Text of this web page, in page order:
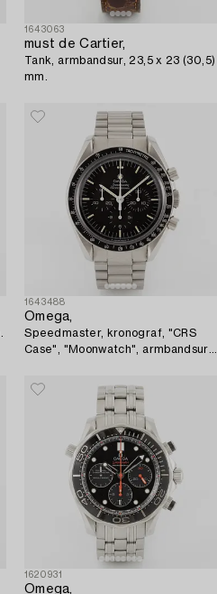
1643063
must de Cartier,
Tank, armbandsur, 23,5 x 23 (30,5)
mm.
1643488
Omega,
Speedmaster, kronograf, "CRS
Case", "Moonwatch", armbandsur,
1620931
Omega,